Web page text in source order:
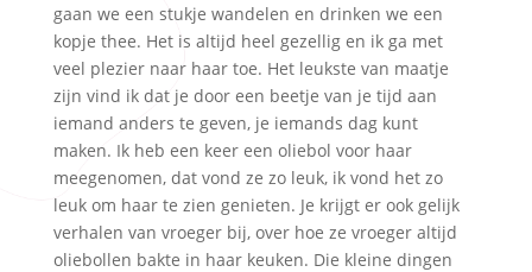
gaan we een stukje wandelen en drinken we een
kopje thee. Het is altijd heel gezellig en ik ga met
veel plezier naar haar toe. Het leukste van maatje
zijn vind ik dat je door een beetje van je tijd aan
iemand anders te geven, je iemands dag kunt
maken. Ik heb een keer een oliebol voor haar
meegenomen, dat vond ze zo leuk, ik vond het zo
leuk om haar te zien genieten. Je krijgt er ook gelijk
verhalen van vroeger bij, over hoe ze vroeger altijd
oliebollen bakte in haar keuken. Die kleine dingen